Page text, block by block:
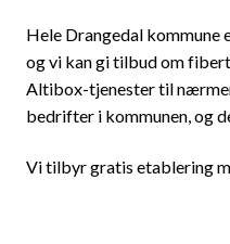
Hele Drangedal
og vi kan gi tilbud om
Altibox-tjenester til
bedrifter i kommunen, og
Vi tilbyr gratis etablering